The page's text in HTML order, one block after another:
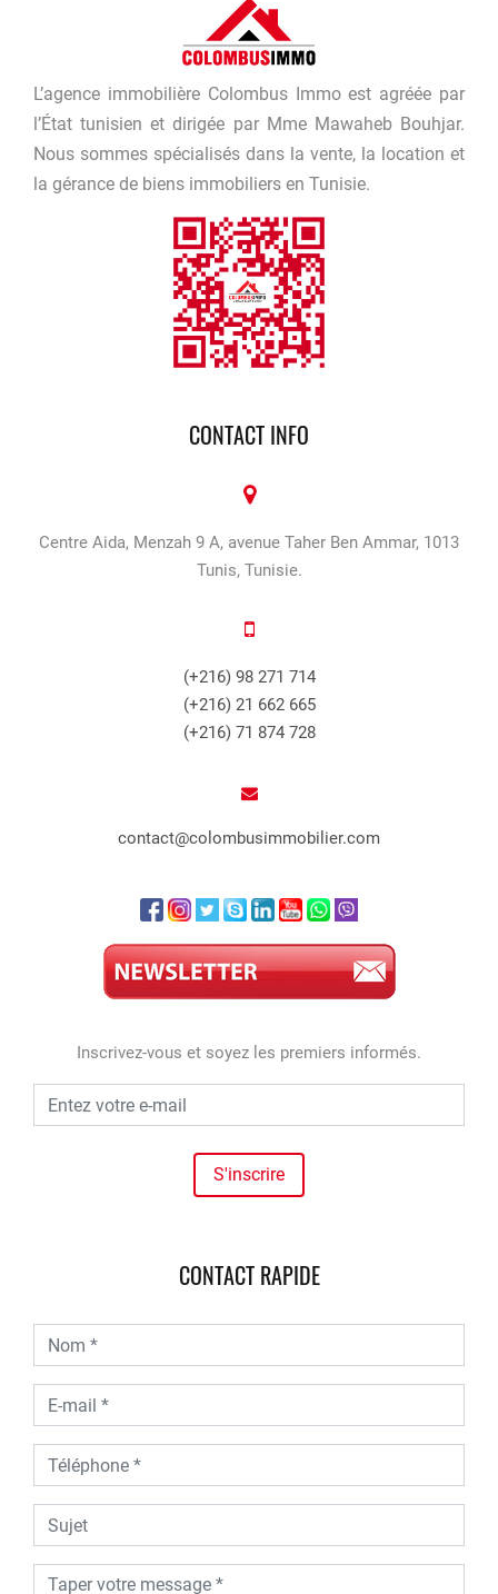
OpenStreetMap
contributors
L’agence immobilière Colombus Immo est agréée par
l’État tunisien et dirigée par Mme Mawaheb Bouhjar.
Nous sommes spécialisés dans la vente, la location et
la gérance de biens immobiliers en Tunisie.
CONTACT INFO
Centre Aida, Menzah 9 A, avenue Taher Ben Ammar, 1013
Tunis, Tunisie.
(+216) 98 271 714
(+216) 21 662 665
(+216) 71 874 728
contact@colombusimmobilier.com
Inscrivez-vous et soyez les premiers informés.
CONTACT RAPIDE